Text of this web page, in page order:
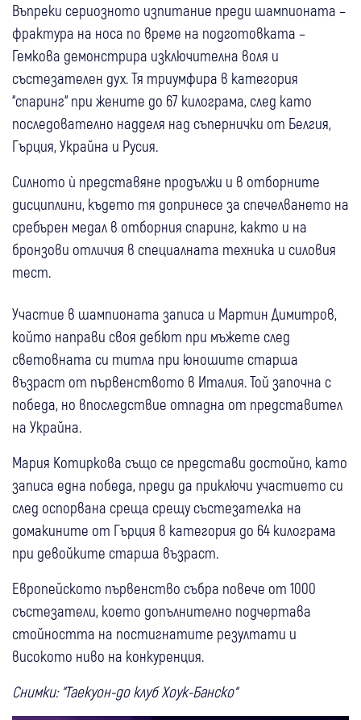
Въпреки сериозното изпитание преди шампионата –
фрактура на носа по време на подготовката –
Гемкова демонстрира изключителна воля и
състезателен дух. Тя триумфира в категория
“спаринг“ при жените до 67 килограма, след като
последователно надделя над съпернички от Белгия,
Гърция, Украйна и Русия.
Силното ѝ представяне продължи и в отборните
дисциплини, където тя допринесе за спечелването на
сребърен медал в отборния спаринг, както и на
бронзови отличия в специалната техника и силовия
тест.
Участие в шампионата записа и Мартин Димитров,
който направи своя дебют при мъжете след
световната си титла при юношите старша
възраст от първенството в Италия. Той започна с
победа, но впоследствие отпадна от представител
на Украйна.
Мария Котиркова също се представи достойно, като
записа една победа, преди да приключи участието си
след оспорвана среща срещу състезателка на
домакините от Гърция в категория до 64 килограма
при девойките старша възраст.
Европейското първенство събра повече от 1000
състезатели, което допълнително подчертава
стойността на постигнатите резултати и
високото ниво на конкуренция.
Снимки: “Таекуон-до клуб Хоук-Банско“